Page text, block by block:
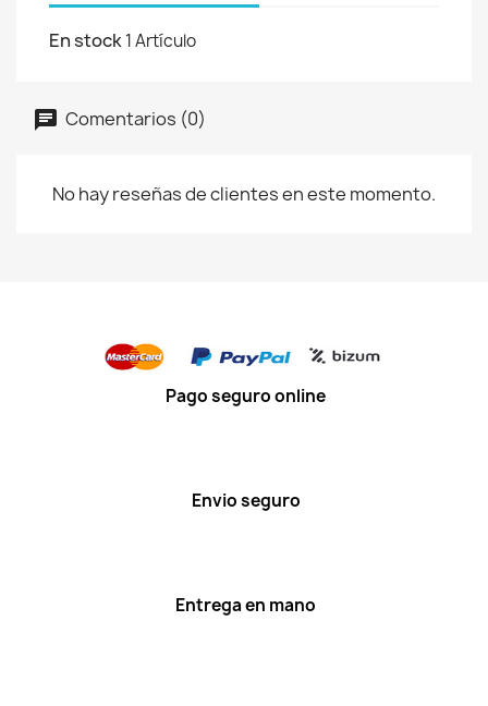
En stock1 Artículo
Comentarios (0)
No hay reseñas de clientes en este momento.
Pago seguro online
Envio seguro
Entrega en mano